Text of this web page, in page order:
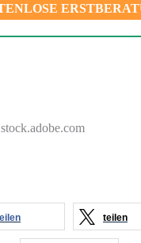
teilen